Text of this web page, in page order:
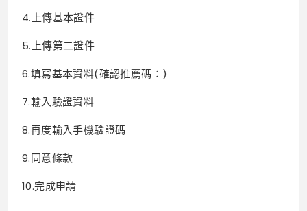
4.上傳基本證件
5.上傳第二證件
6.填寫基本資料(確認推薦碼：)
7.輸入驗證資料
8.再度輸入手機驗證碼
9.同意條款
10.完成申請